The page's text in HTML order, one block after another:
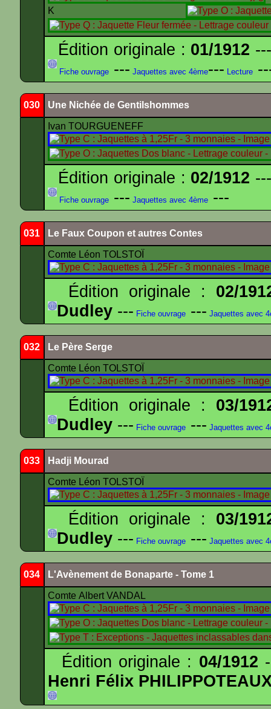
K
Édition originale : 01/1912
Fiche ouvrage --- Jaquettes avec 4ème--- Lecture
030 Une Nichée de Gentilshommes
Ivan TOURGUENEFF
Édition originale : 02/1912
Fiche ouvrage --- Jaquettes avec 4ème ---
031 Le Faux Coupon et autres Contes
Comte Léon TOLSTOÏ
Édition originale : 02/
Dudley --- Fiche ouvrage --- Jaquettes avec
032 Le Père Serge
Comte Léon TOLSTOÏ
Édition originale : 03/
Dudley --- Fiche ouvrage --- Jaquettes avec
033 Hadji Mourad
Comte Léon TOLSTOÏ
Édition originale : 03/
Dudley --- Fiche ouvrage --- Jaquettes avec
034 L'Avènement de Bonaparte - Tome 1
Comte Albert VANDAL
Édition originale : 04/1912
Henri Félix